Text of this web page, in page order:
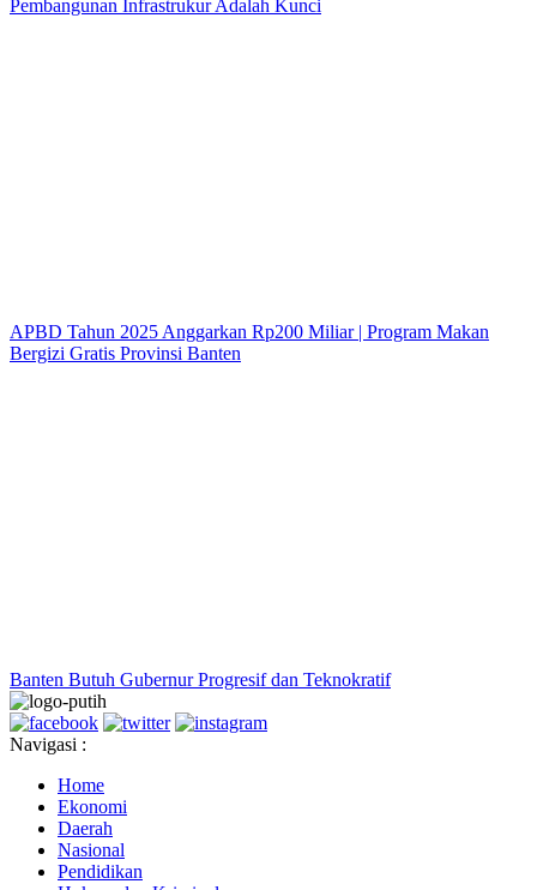
Pembangunan Infrastrukur Adalah Kunci
APBD Tahun 2025 Anggarkan Rp200 Miliar | Program Makan
Bergizi Gratis Provinsi Banten
Banten Butuh Gubernur Progresif dan Teknokratif
Navigasi :
Home
Ekonomi
Daerah
Nasional
Pendidikan